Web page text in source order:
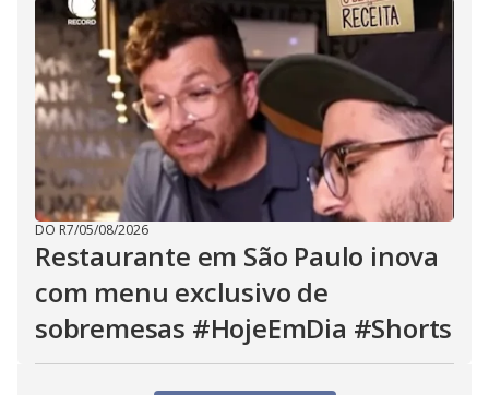
DO R7/05/08/2026
Restaurante em São Paulo inova
com menu exclusivo de
sobremesas #HojeEmDia #Shorts